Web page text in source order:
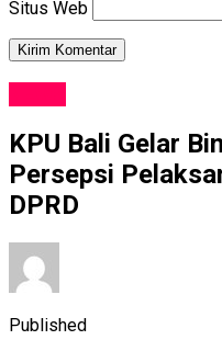
Situs Web
KPU Bali Gelar
Persepsi
DPRD
Published